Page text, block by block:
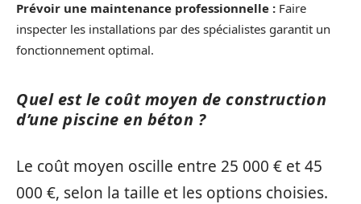
Prévoir une maintenance professionnelle : Faire
inspecter les installations par des spécialistes garantit un
fonctionnement optimal.
Quel est le coût moyen de construction
d’une piscine en béton ?
Le coût moyen oscille entre 25 000 € et 45
000 €, selon la taille et les options choisies.